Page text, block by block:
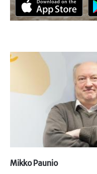
Mikko Paunio